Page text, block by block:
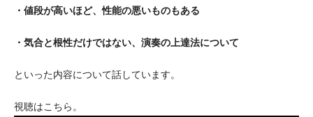
・値段が高いほど、性能の悪いものもある
・気合と根性だけではない、演奏の上達法について
といった内容について話しています。
視聴はこちら。